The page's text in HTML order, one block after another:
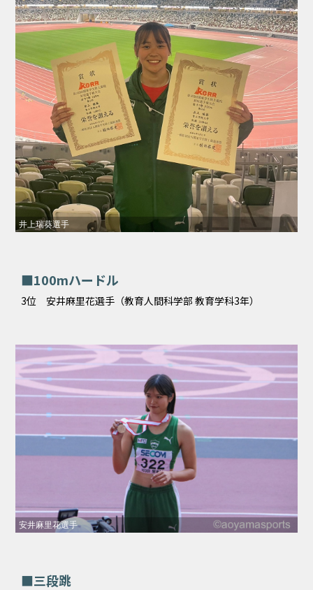
井上瑞葵選手
■100mハードル
3位 安井麻里花選手（教育人間科学部 教育学科3年）
安井麻里花選手
■三段跳